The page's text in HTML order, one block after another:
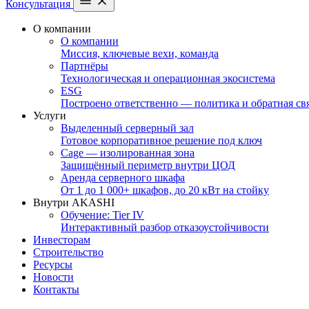
Консультация
О компании
О компании
Миссия, ключевые вехи, команда
Партнёры
Технологическая и операционная экосистема
ESG
Построено ответственно — политика и обратная
Услуги
Выделенный серверный зал
Готовое корпоративное решение под ключ
Cage — изолированная зона
Защищённый периметр внутри ЦОД
Аренда серверного шкафа
От 1 до 1 000+ шкафов, до 20 кВт на стойку
Внутри AKASHI
Обучение: Tier IV
Интерактивный разбор отказоустойчивости
Инвесторам
Строительство
Ресурсы
Новости
Контакты